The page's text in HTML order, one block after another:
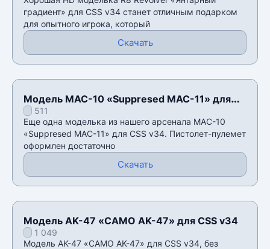
градиент» для CSS v34 станет отличным подарком
для опытного игрока, который
Скачать
Модель MAC-10 «Suppresed MAC-11» для
CSS v34
511
Еще одна моделька из нашего арсенала MAC-10
«Suppresed MAC-11» для CSS v34. Пистолет-пулемет
оформлен достаточно
Скачать
Модель AK-47 «CAMO AK-47» для CSS v34
1 049
Модель AK-47 «CAMO AK-47» для CSS v34, без